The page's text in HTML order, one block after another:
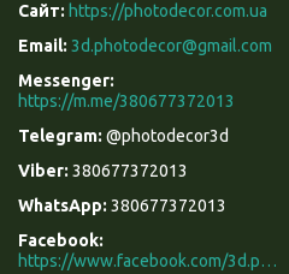
https://photodecor.com.ua
3d.photodecor@gmail.com
https://m.me/380677372013
@photodecor3d
380677372013
380677372013
Facebook
https://www.facebook.com/3d.photodecor/